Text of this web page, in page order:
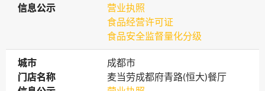
信息公示
信息公示
营业执照
食品经营许可证
食品安全监督量化分级
城市
城市
成都市
门店名称
门店名称
麦当劳成都府青路(恒大)餐厅